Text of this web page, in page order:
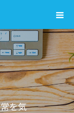
ままに綴り